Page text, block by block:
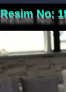
Resim No: